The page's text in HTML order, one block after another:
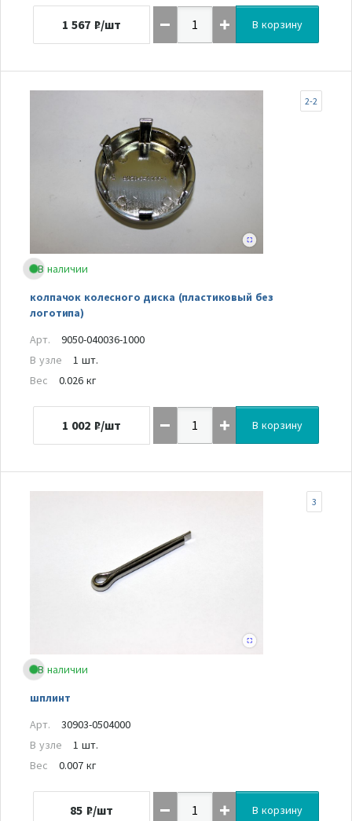
1 567 ₽/шт В корзину
В наличии
колпачок колесного диска (пластиковый без
логотипа)
2-2
Арт.
9050-040036-1000
В узле
1 шт.
Вес
0.026 кг
1 002 ₽/шт В корзину
В наличии
шплинт
3
Арт.
30903-0504000
В узле
1 шт.
Вес
0.007 кг
85 ₽/шт В корзину